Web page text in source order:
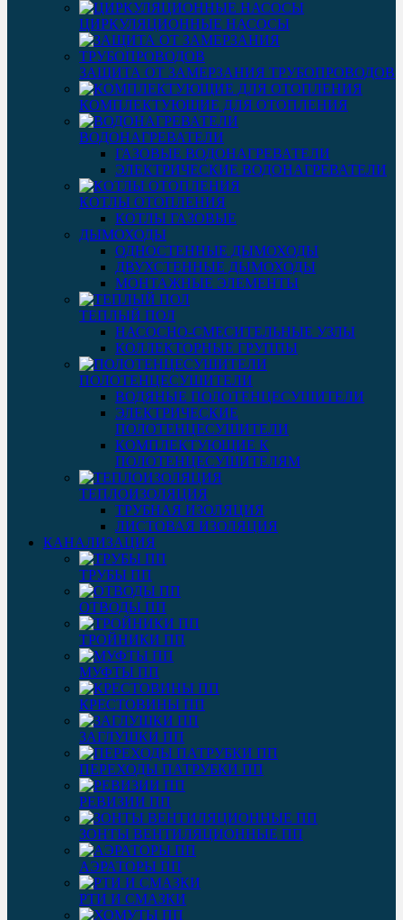
ЦИРКУЛЯЦИОННЫЕ НАСОСЫ
ЗАЩИТА ОТ ЗАМЕРЗАНИЯ ТРУБОПРОВОДОВ
КОМПЛЕКТУЮЩИЕ ДЛЯ ОТОПЛЕНИЯ
ВОДОНАГРЕВАТЕЛИ
ГАЗОВЫЕ ВОДОНАГРЕВАТЕЛИ
ЭЛЕКТРИЧЕСКИЕ ВОДОНАГРЕВАТЕЛИ
КОТЛЫ ОТОПЛЕНИЯ
КОТЛЫ ГАЗОВЫЕ
ДЫМОХОДЫ
ОДНОСТЕННЫЕ ДЫМОХОДЫ
ДВУХСТЕННЫЕ ДЫМОХОДЫ
МОНТАЖНЫЕ ЭЛЕМЕНТЫ
ТЕПЛЫЙ ПОЛ
НАСОСНО-СМЕСИТЕЛЬНЫЕ УЗЛЫ
КОЛЛЕКТОРНЫЕ ГРУППЫ
ПОЛОТЕНЦЕСУШИТЕЛИ
ВОДЯНЫЕ ПОЛОТЕНЦЕСУШИТЕЛИ
ЭЛЕКТРИЧЕСКИЕ
ПОЛОТЕНЦЕСУШИТЕЛИ
КОМПЛЕКТУЮЩИЕ К
ПОЛОТЕНЦЕСУШИТЕЛЯМ
ТЕПЛОИЗОЛЯЦИЯ
ТРУБНАЯ ИЗОЛЯЦИЯ
ЛИСТОВАЯ ИЗОЛЯЦИЯ
КАНАЛИЗАЦИЯ
ТРУБЫ ПП
ОТВОДЫ ПП
ТРОЙНИКИ ПП
МУФТЫ ПП
КРЕСТОВИНЫ ПП
ЗАГЛУШКИ ПП
ПЕРЕХОДЫ ПАТРУБКИ ПП
РЕВИЗИИ ПП
ЗОНТЫ ВЕНТИЛЯЦИОННЫЕ ПП
АЭРАТОРЫ ПП
РТИ И СМАЗКИ